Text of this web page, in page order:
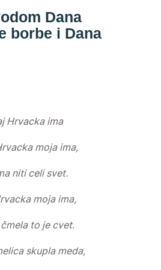
Dana
borbe i Dana
Hrvacka ima
moja ima,
niti celi svet.
moja ima,
to je cvet.
skupla meda,